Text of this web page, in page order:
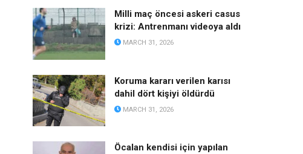
Milli maç öncesi askeri casus
krizi: Antrenmanı videoya aldı
MARCH 31, 2026
Koruma kararı verilen karısı
dahil dört kişiyi öldürdü
MARCH 31, 2026
Öcalan kendisi için yapılan